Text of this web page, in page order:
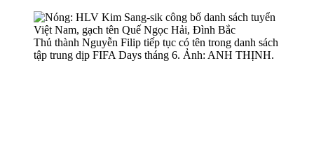
Thủ thành Nguyễn Filip tiếp tục có tên trong danh sách
tập trung dịp FIFA Days tháng 6. Ảnh: ANH THỊNH.